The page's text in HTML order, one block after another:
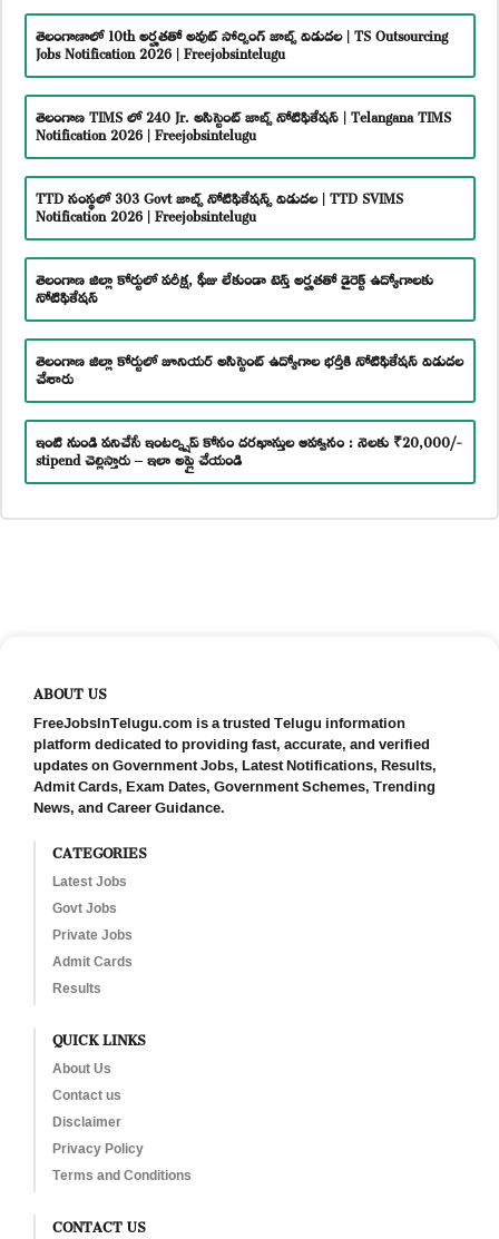
తెలంగాణాలో 10th అర్హతతో అవుట్ సోర్సింగ్ జాబ్స్ విడుదల | TS Outsourcing
Jobs Notification 2026 | Freejobsintelugu
తెలంగాణ TIMS లో 240 Jr. అసిస్టెంట్ జాబ్స్ నోటిఫికేషన్ | Telangana TIMS
Notification 2026 | Freejobsintelugu
TTD సంస్థలో 303 Govt జాబ్స్ నోటిఫికేషన్స్ విడుదల | TTD SVIMS
Notification 2026 | Freejobsintelugu
తెలంగాణ జిల్లా కోర్టులో పరీక్ష, ఫీజు లేకుండా టెన్త్ అర్హతతో డైరెక్ట్ ఉద్యోగాలకు
నోటిఫికేషన్
తెలంగాణ జిల్లా కోర్టులో జూనియర్ అసిస్టెంట్ ఉద్యోగాల భర్తీకి నోటిఫికేషన్ విడుదల
చేశారు
ఇంటి నుండి పనిచేసే ఇంటర్న్షిప్ కోసం దరఖాస్తుల ఆహ్వానం : నెలకు ₹20,000/-
stipend చెల్లిస్తారు – ఇలా అప్లై చేయండి
ABOUT US
FreeJobsInTelugu.com is a trusted Telugu information
platform dedicated to providing fast, accurate, and verified
updates on Government Jobs, Latest Notifications, Results,
Admit Cards, Exam Dates, Government Schemes, Trending
News, and Career Guidance.
CATEGORIES
Latest Jobs
Govt Jobs
Private Jobs
Admit Cards
Results
QUICK LINKS
About Us
Contact us
Disclaimer
Privacy Policy
Terms and Conditions
CONTACT US